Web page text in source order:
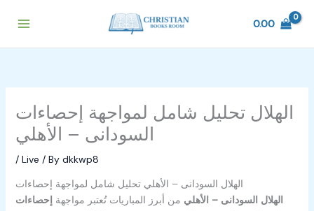
0.00
تحليل شامل لمواجهة إحصاءات ‎الهلال
السودانى – الأهلي
/ Live / By dkkwp8
تحليل شامل لمواجهة إحصاءات ‎الهلال السودانى – الأهلي
تُعتبر مواجهة
إحصاءات ‎الهلال السودانى – الأهلي من أبرز المباريات